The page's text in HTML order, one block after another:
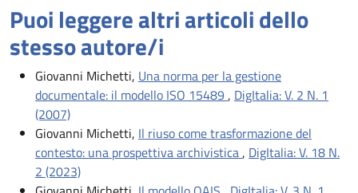
Puoi leggere altri articoli dello
stesso autore/i
Giovanni Michetti, Una norma per la gestione
documentale: il modello ISO 15489 , DigItalia: V. 2 N. 1
(2007)
Giovanni Michetti, Il riuso come trasformazione del
contesto: una prospettiva archivistica, DigItalia: V. 18 N.
2 (2023)